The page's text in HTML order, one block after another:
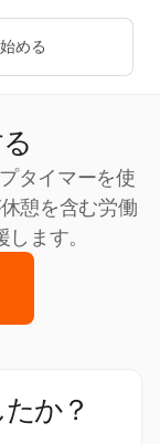
める
タイマーを使
憩を含む労働
ます。
か？